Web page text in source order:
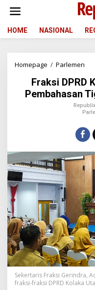
t
HOME NASIONAL
Homepage / Parlemen
a
k
s
i
P
D
K
l
a
U
t
a
r
a
S
e
p
a
k
Fraksi DPRD
Pembahasan
Republix
Sekertaris Fraksi Gerindra,
fraksi-fraksi DPRD Kolaka